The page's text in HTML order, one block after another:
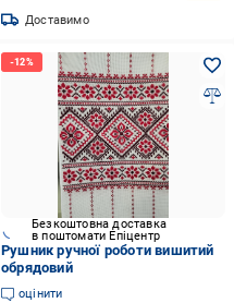
Доставимо
Безкоштовна доставка
в поштомати Епіцентр
Рушник ручної роботи вишитий
обрядовий
оцінити